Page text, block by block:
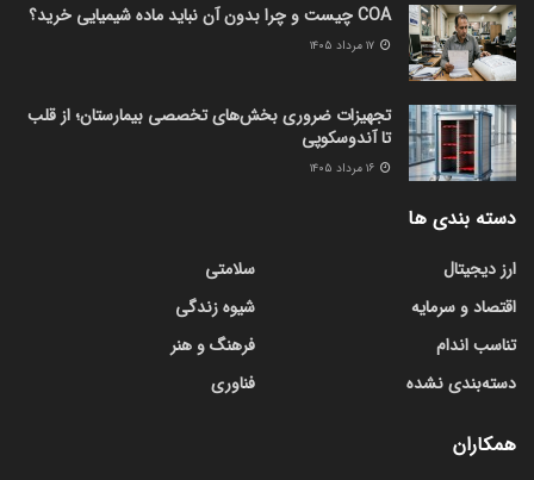
COA چیست و چرا بدون آن نباید ماده شیمیایی خرید؟
تجهیزات ضروری بخش‌های تخصصی بیمارستان؛ از قلب
تا آندوسکوپی
دسته بندی ها
ارز دیجیتال
اقتصاد و سرمایه
تناسب اندام
دسته‌بندی نشده
سلامتی
شیوه زندگی
فرهنگ و هنر
فناوری
همکاران